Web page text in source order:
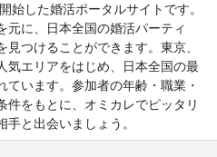
始した婚活ポータルサイトです。
元に、日本全国の婚活パーティ
つけることができます。東京、
気エリアをはじめ、日本全国の最
います。参加者の年齢・職業・
件をもとに、オミカレでピッタリ
と出会いましょう。